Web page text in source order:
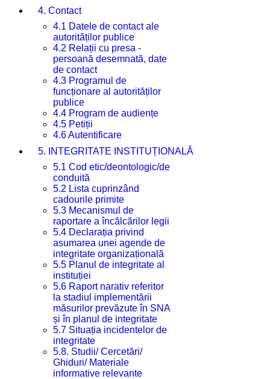
4. Contact
4.1 Datele de contact ale
autorităților publice
4.2 Relații cu presa -
persoană desemnată, date
de contact
4.3 Programul de
funcționare al autorităților
publice
4.4 Program de audiențe
4.5 Petiții
4.6 Autentificare
5. INTEGRITATE INSTITUȚIONALĂ
5.1 Cod etic/deontologic/de
conduită
5.2 Lista cuprinzând
cadourile primite
5.3 Mecanismul de
raportare a încălcărilor legii
5.4 Declarația privind
asumarea unei agende de
integritate organizațională
5.5 Planul de integritate al
instituției
5.6 Raport narativ referitor
la stadiul implementării
măsurilor prevăzute în SNA
și în planul de integritate
5.7 Situația incidentelor de
integritate
5.8. Studii/ Cercetări/
Ghiduri/ Materiale
informative relevante